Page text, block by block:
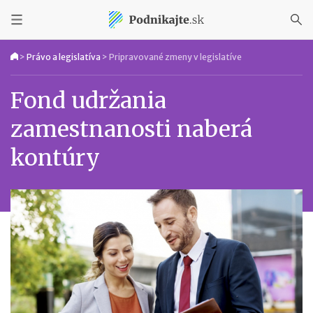
> Právo a legislatíva > Pripravované zmeny v legislatíve
Fond udržania
zamestnanosti naberá
kontúry